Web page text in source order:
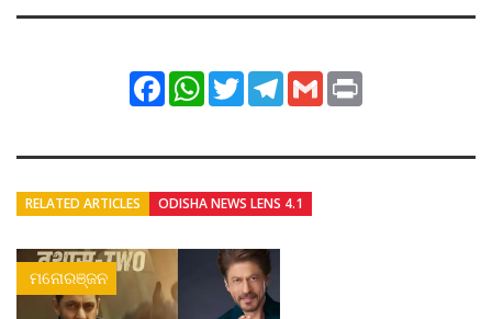
FacebookWhatsApp
TwitterTelegram
Gmail
RELATED ARTICLES ODISHA NEWS LENS 4.1
ମନୋରଞ୍ଜନ